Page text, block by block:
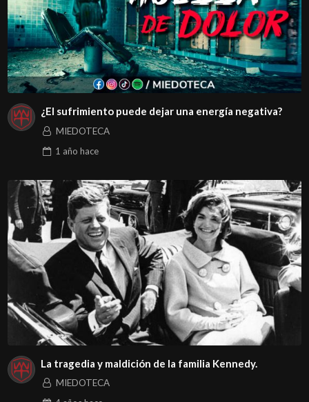
¿El sufrimiento puede dejar una energía negativa?
MIEDOTECA
1 año hace
La tragedia y maldición de la familia Kennedy.
MIEDOTECA